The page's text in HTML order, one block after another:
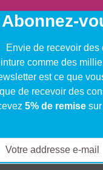
Abonnez-
Envie de recevoir
comme des
est ce que
que de recevoir des
5% de remise